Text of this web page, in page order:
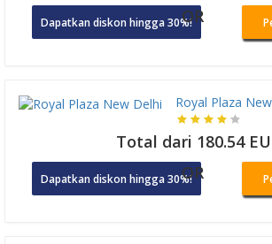
Dapatkan diskon hingga 30%!OR
Royal Plaza
Total dari 180.54
Dapatkan diskon hingga 30%!OR